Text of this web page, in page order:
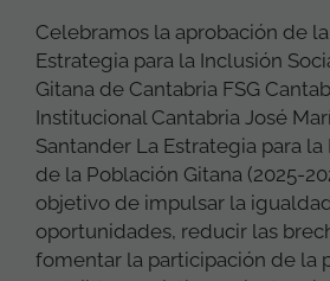
Celebramos la aprobación de
Estrategia para la Inclusión
Gitana de Cantabria FSG
Institucional Cantabria José
Santander La Estrategia para la
de la Población Gitana (2025-
objetivo de impulsar la
oportunidades, reducir las
fomentar la participación de la